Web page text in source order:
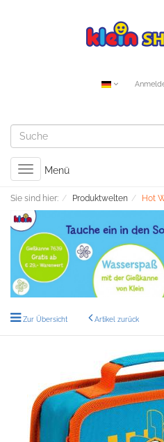
Toggle
navigation
Menü
Sie sind hier: Produktwelten Hot
Zur Übersicht Artikel zurück